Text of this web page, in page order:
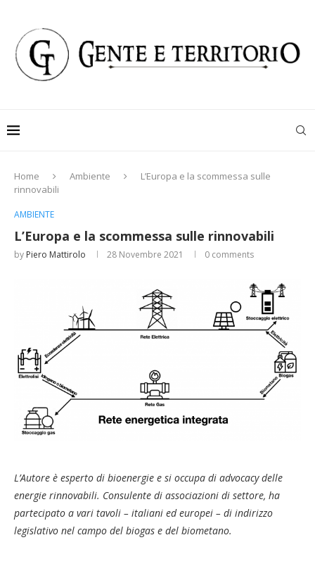
Home Ambiente
L’Europa e la scommessa sulle
rinnovabili
AMBIENTE
L’Europa e la scommessa sulle rinnovabili
by Piero Mattirolo 28 Novembre 2021 0 comments
L’Autore è esperto di bioenergie e si occupa di advocacy delle
energie rinnovabili. Consulente di associazioni di settore, ha
partecipato a vari tavoli – italiani ed europei – di indirizzo
legislativo nel campo del biogas e del biometano.